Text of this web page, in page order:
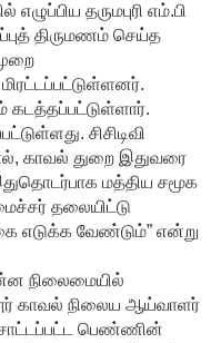
தருமபுரி எம்.பி
திருமணம் செய்த
கடத்தப்பட்டுள்ளார்.
சிசிடிவி
காவல் துறை இதுவரை
மத்திய சமூக
தலையிட்டு
எடுக்க வேண்டும்” என்று
நிலைமையில்
காவல் நிலைய ஆய்வாளர்
பெண்ணின்